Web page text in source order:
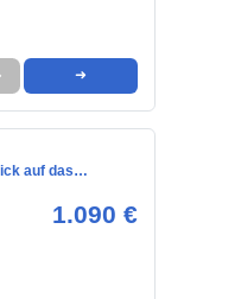
➜
auf das…
1.090 €